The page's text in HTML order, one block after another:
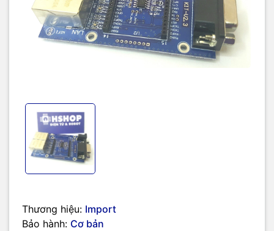
Thương hiệu: Import
Bảo hành: Cơ bản
Network management
Remote Web management
Configuration file import and export
WEB software upgrade
Serial baud rate 50~230400bps
Operating temperature：-20-70℃
Operating humidity：10%-90%RH
Storage temperature：-40-80℃
Storage humidity：5%-90%RH
Hướng dẫn sử dụng.
Có thể mua thêm đế Adapter mở rộng giao tiếp Ethernet và